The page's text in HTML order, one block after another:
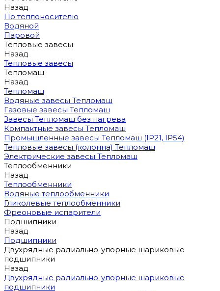
Назад
По теплоносителю
Водяной
Паровой
Тепловые завесы
Назад
Тепловые завесы
Тепломаш
Назад
Тепломаш
Водяные завесы Тепломаш
Газовые завесы Тепломаш
Завесы Тепломаш без нагрева
Компактные завесы Тепломаш
Промышленные завесы Тепломаш (IP21, IP54)
Тепловые завесы (колонна) Тепломаш
Электрические завесы Тепломаш
Теплообменники
Назад
Теплообменники
Водяные теплообменники
Гликолевые теплообменники
Фреоновые испарители
Подшипники
Назад
Подшипники
Двухрядные радиально-упорные шариковые
подшипники
Назад
Двухрядные радиально-упорные шариковые
подшипники